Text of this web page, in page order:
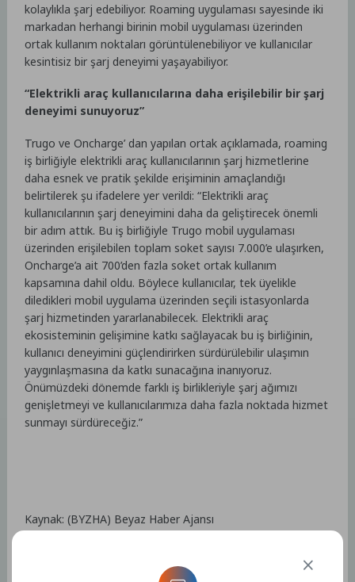
kolaylıkla şarj edebiliyor. Roaming uygulaması sayesinde iki
markadan herhangi birinin mobil uygulaması üzerinden
ortak kullanım noktaları görüntülenebiliyor ve kullanıcılar
kesintisiz bir şarj deneyimi yaşayabiliyor.
“Elektrikli araç kullanıcılarına daha erişilebilir bir şarj
deneyimi sunuyoruz”
Trugo ve Oncharge’ dan yapılan ortak açıklamada, roaming
iş birliğiyle elektrikli araç kullanıcılarının şarj hizmetlerine
daha esnek ve pratik şekilde erişiminin amaçlandığı
belirtilerek şu ifadelere yer verildi: “Elektrikli araç
kullanıcılarının şarj deneyimini daha da geliştirecek önemli
bir adım attık. Bu iş birliğiyle Trugo mobil uygulaması
üzerinden erişilebilen toplam soket sayısı 7.000’e ulaşırken,
Oncharge’a ait 700’den fazla soket ortak kullanım
kapsamına dahil oldu. Böylece kullanıcılar, tek üyelikle
diledikleri mobil uygulama üzerinden seçili istasyonlarda
şarj hizmetinden yararlanabilecek. Elektrikli araç
ekosisteminin gelişimine katkı sağlayacak bu iş birliğinin,
kullanıcı deneyimini güçlendirirken sürdürülebilir ulaşımın
yaygınlaşmasına da katkı sunacağına inanıyoruz.
Önümüzdeki dönemde farklı iş birlikleriyle şarj ağımızı
genişletmeyi ve kullanıcılarımıza daha fazla noktada hizmet
sunmayı sürdüreceğiz.”
Kaynak: (BYZHA) Beyaz Haber Ajansı